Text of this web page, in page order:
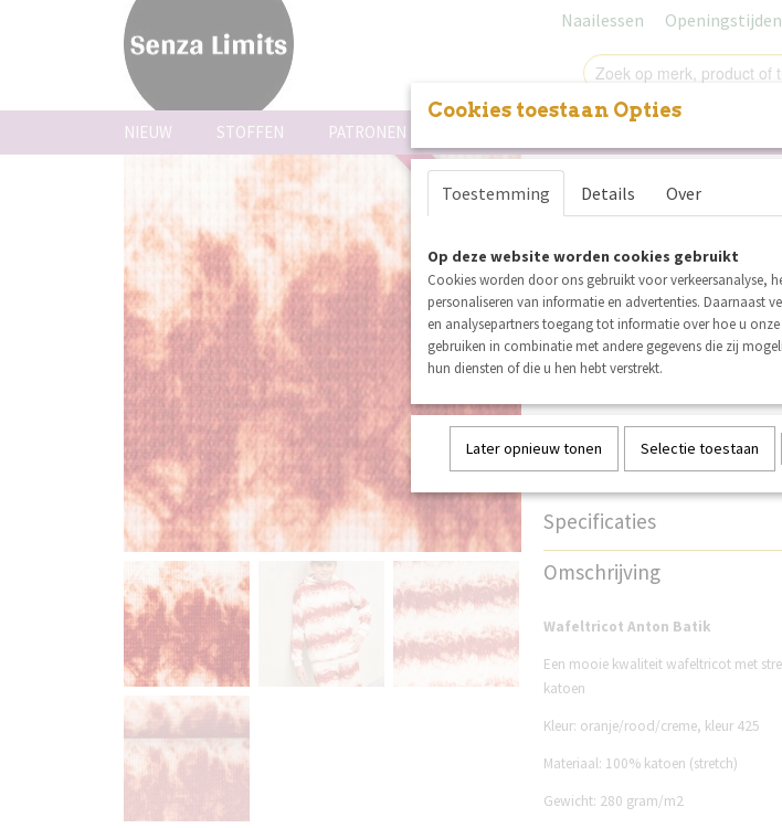
Naailessen
NIEUW STOFFEN PATRONEN
coupon
Coupon
Batik oranje
€ 14,63 € 7,30 (inclusief
✓Op voorraad
Aantal
IN WINKELWAGEN
Specificaties
Productcode
Omschrijving
Wafeltricot Anton Batik
Een mooie kwaliteit wafeltricot met
katoen
Kleur: oranje/rood/creme, kleur 425
Materiaal: 100% katoen (stretch)
Gewicht: 280 gram/m2
Cookies toestaan Opties
Toestemming Details Over
Op deze website worden cookies gebruikt
Cookies worden door ons gebruikt voor verkeersanalyse,
personaliseren van informatie en advertenties. Daarnaast
en analysepartners toegang tot informatie over hoe u
gebruiken in combinatie met andere gegevens die zij
hun diensten of die u hen hebt verstrekt.
Later opnieuw tonen Selectie toestaan